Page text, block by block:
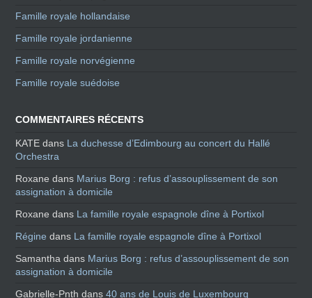
Famille royale hollandaise
Famille royale jordanienne
Famille royale norvégienne
Famille royale suédoise
COMMENTAIRES RÉCENTS
KATE dans La duchesse d’Edimbourg au concert du Hallé
Orchestra
Roxane dans Marius Borg : refus d’assouplissement de son
assignation à domicile
Roxane dans La famille royale espagnole dîne à Portixol
Régine dans La famille royale espagnole dîne à Portixol
Samantha dans Marius Borg : refus d’assouplissement de son
assignation à domicile
Gabrielle-Pnth dans40 ans de Louis de Luxembourg